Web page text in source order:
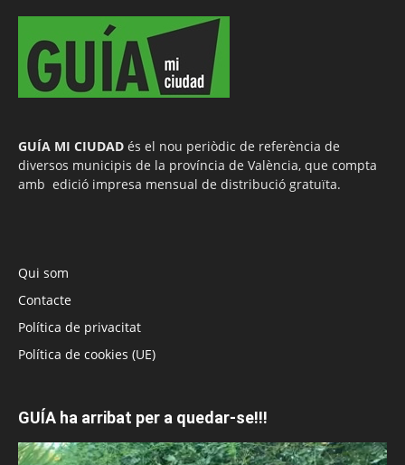
GUÍA MI CIUDAD és el nou periòdic de referència de
diversos municipis de la província de València, que compta
amb edició impresa mensual de distribució gratuïta.
Qui som
Contacte
Política de privacitat
Política de cookies (UE)
GUÍA ha arribat per a quedar-se!!!
Reproductor